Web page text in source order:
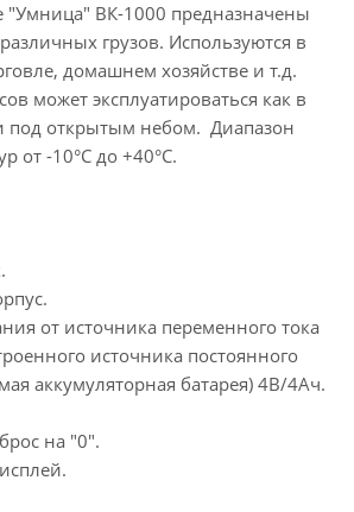
"Умница" ВК-1000 предназначены
грузов. Используются в
домашнем хозяйстве и т.д.
может эксплуатироваться как в
под открытым небом. Диапазон
от -10°С до +40°С.
от источника переменного тока
источника постоянного
аккумуляторная батарея) 4В/4Ач.
на "0".